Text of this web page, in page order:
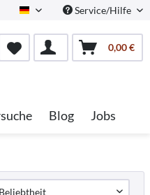
German Service/Hilfe
0,00 €
Blog Jobs